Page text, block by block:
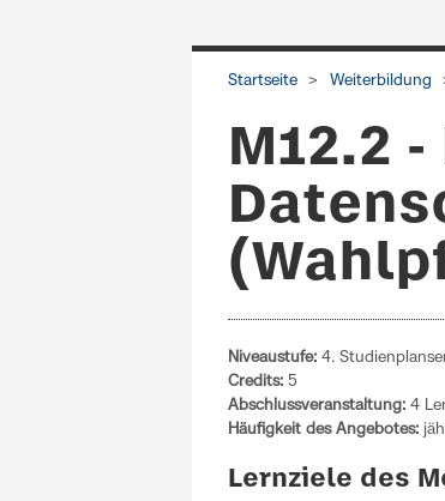
Startseite Weiterbildung
M12.2
Niveaustufe: 4.
Credits: 5
Abschlussveranstaltung: 4
Häufigkeit des Angebotes:
Lernziele des